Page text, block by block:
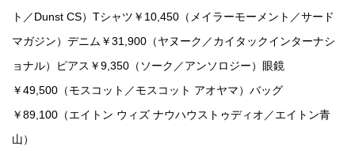
ト／Dunst CS）Tシャツ￥10,450（メイラーモーメント／サード
マガジン）デニム￥31,900（ヤヌーク／カイタックインターナシ
ョナル）ピアス￥9,350（ソーク／アンソロジー）眼鏡
￥49,500（モスコット／モスコット アオヤマ）バッグ
￥89,100（エイトン ウィズ ナウハウストゥディオ／エイトン青
山）